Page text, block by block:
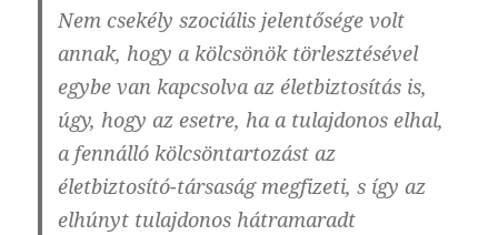
Nem csekély szociális jelentősége volt
annak, hogy a kölcsönök törlesztésével
egybe van kapcsolva az életbiztosítás is,
úgy, hogy az esetre, ha a tulajdonos elhal,
a fennálló kölcsöntartozást az
életbiztosító-társaság megfizeti, s így az
elhúnyt tulajdonos hátramaradt